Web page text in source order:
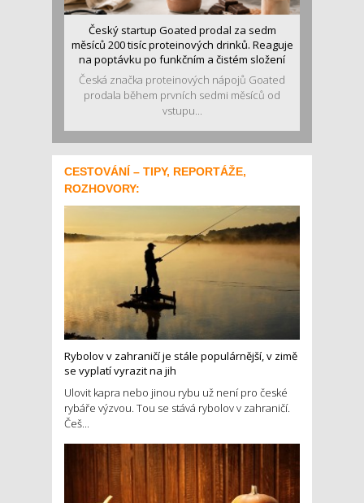
Český startup Goated prodal za sedm
měsíců 200 tisíc proteinových drinků. Reaguje
na poptávku po funkčním a čistém složení
Česká značka proteinových nápojů Goated
prodala během prvních sedmi měsíců od
vstupu...
CESTOVÁNÍ – TIPY, REPORTÁŽE,
ROZHOVORY:
Rybolov v zahraničí je stále populárnější, v zimě
se vyplatí vyrazit na jih
Ulovit kapra nebo jinou rybu už není pro české
rybáře výzvou. Tou se stává rybolov v zahraničí.
Češ...